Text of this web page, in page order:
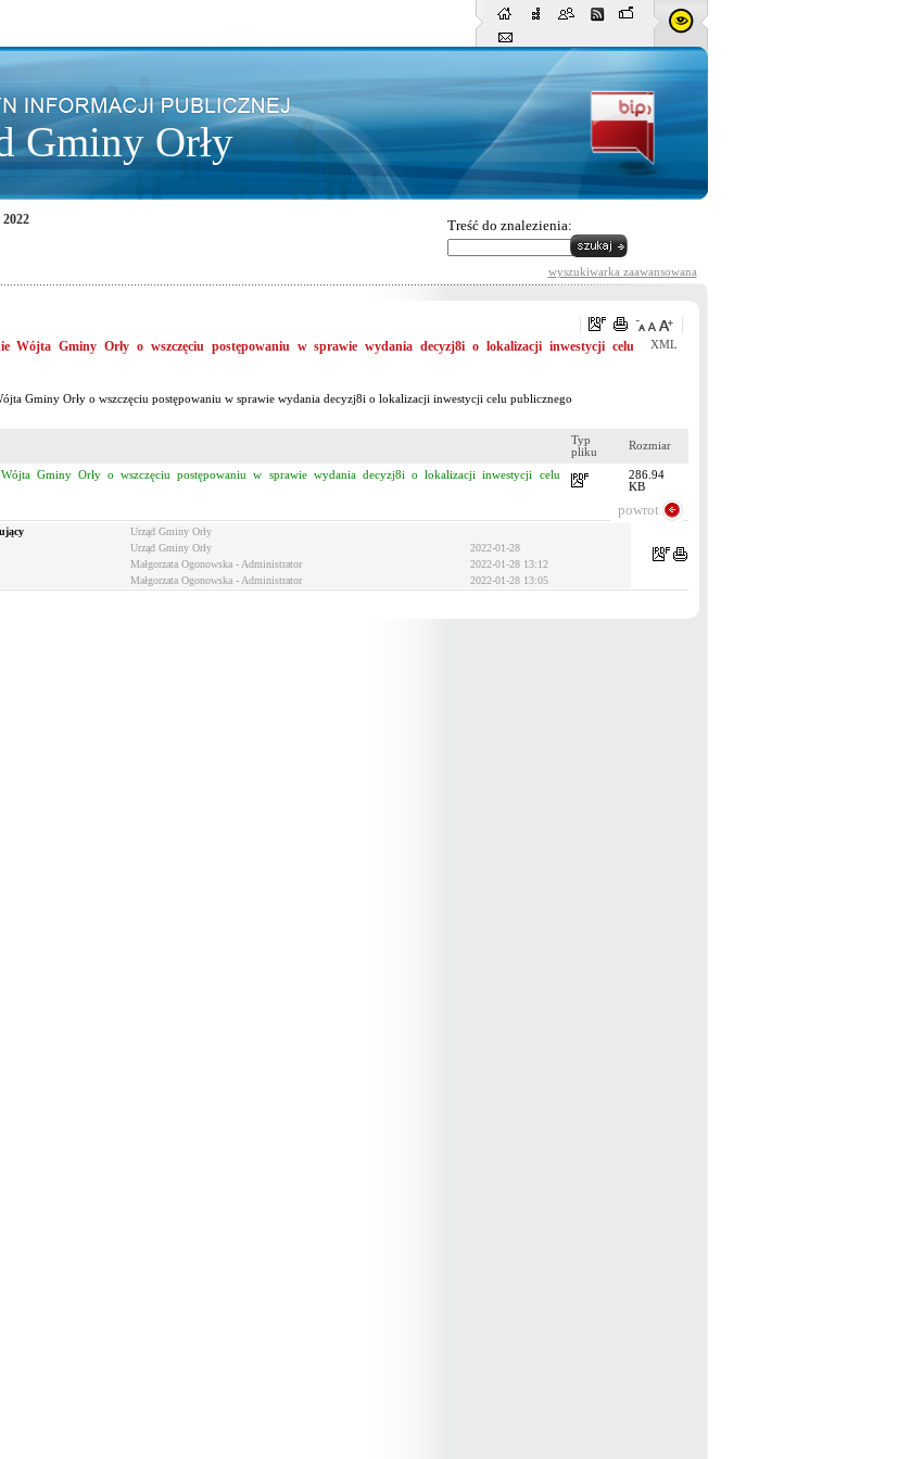
Gminy Orły
Treść do znalezienia:
wyszukiwarka zaawansowana
XML
Wójta Gminy Orły o wszczęciu postępowaniu w sprawie wydania decyzj8i o lokalizacji inwestycji celu
Gminy Orły o wszczęciu postępowaniu w sprawie wydania decyzj8i o lokalizacji inwestycji celu publicznego
Typ
pliku
Rozmiar
Wójta Gminy Orły o wszczęciu postępowaniu w sprawie wydania decyzj8i o lokalizacji inwestycji celu
286.94
KB
powrot
Urząd Gminy Orły
Urząd Gminy Orły
2022-01-28
Małgorzata Ogonowska - Administrator
2022-01-28 13:12
Małgorzata Ogonowska - Administrator
2022-01-28 13:05